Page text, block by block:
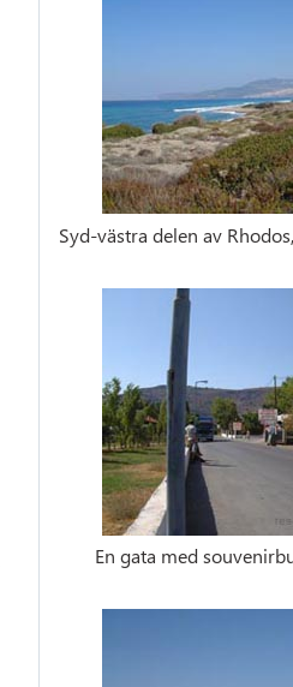
Syd-västra delen av
En gata med